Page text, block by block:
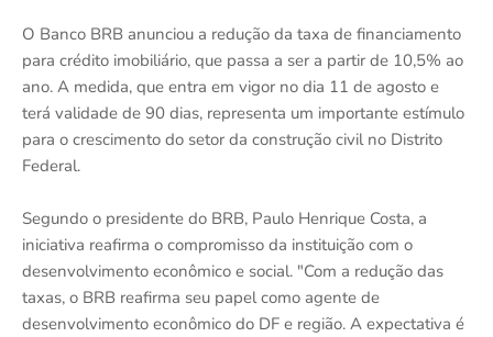
O Banco BRB anunciou a redução da taxa de financiamento
para crédito imobiliário, que passa a ser a partir de 10,5% ao
ano. A medida, que entra em vigor no dia 11 de agosto e
terá validade de 90 dias, representa um importante estímulo
para o crescimento do setor da construção civil no Distrito
Federal.
Segundo o presidente do BRB, Paulo Henrique Costa, a
iniciativa reafirma o compromisso da instituição com o
desenvolvimento econômico e social. "Com a redução das
taxas, o BRB reafirma seu papel como agente de
desenvolvimento econômico do DF e região. A expectativa é